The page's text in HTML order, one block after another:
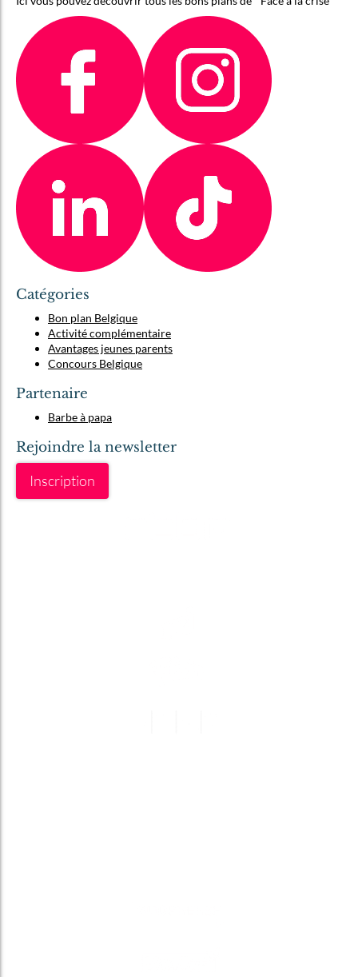
Catégories
Bon plan Belgique
Activité complémentaire
Avantages jeunes parents
Concours Belgique
Partenaire
Barbe à papa
Rejoindre la newsletter
Inscription